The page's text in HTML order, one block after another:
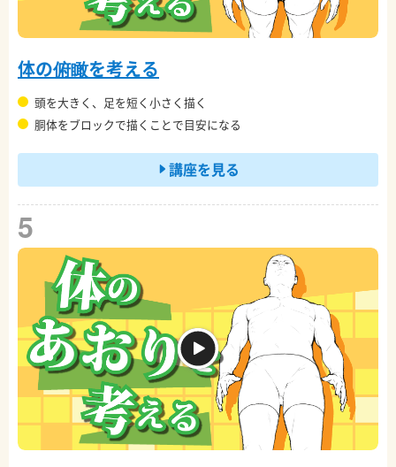
体の俯瞰を考える
頭を大きく、足を短く小さく描く
胴体をブロックで描くことで目安になる
講座を見る
5